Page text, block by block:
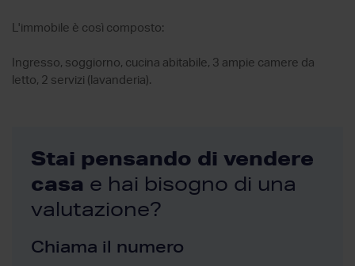
L'immobile è così composto:
Ingresso, soggiorno, cucina abitabile, 3 ampie camere da
letto, 2 servizi (lavanderia).
Stai pensando di vendere
casa e hai bisogno di una
valutazione?
Chiama il numero